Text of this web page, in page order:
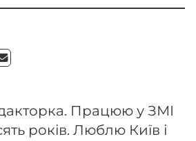
Працюю у ЗМІ
років. Люблю Київ і